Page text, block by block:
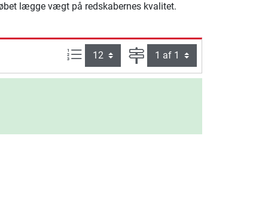
lægge vægt på redskabernes kvalitet.
Artikel pr. side: Side